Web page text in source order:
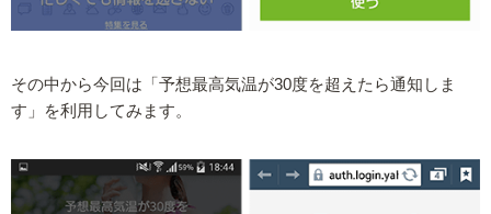
その中から今回は「予想最高気温が30度を超えたら通知しま
す」を利用してみます。